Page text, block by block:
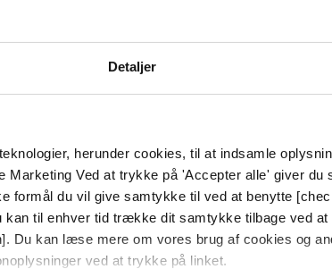
Detaljer
herunder cookies, til at indsamle
Marketing Ved at trykke på 'Accepter alle' giver du
formål du vil give samtykke til ved at benytte
til enhver tid trække dit samtykke tilbage ved
Du kan læse mere om vores brug af cookies og
ved at trykke på linket.